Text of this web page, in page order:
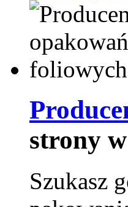
strony
Szukasz